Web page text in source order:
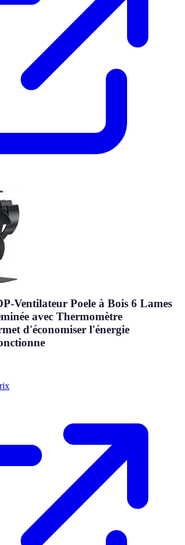
Ventilateur Poele à Bois 6 Lames
avec Thermomètre
d'économiser l'énergie